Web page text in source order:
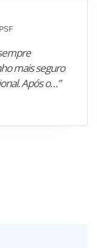
mais seguro
Após o…”